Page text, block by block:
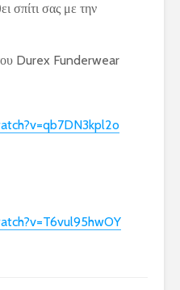
σπίτι σας με την
Durex Funderwear